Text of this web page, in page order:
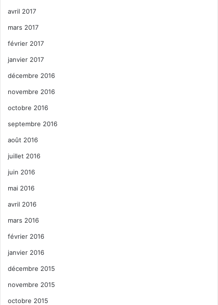
avril 2017
mars 2017
février 2017
janvier 2017
décembre 2016
novembre 2016
octobre 2016
septembre 2016
août 2016
juillet 2016
juin 2016
mai 2016
avril 2016
mars 2016
février 2016
janvier 2016
décembre 2015
novembre 2015
octobre 2015